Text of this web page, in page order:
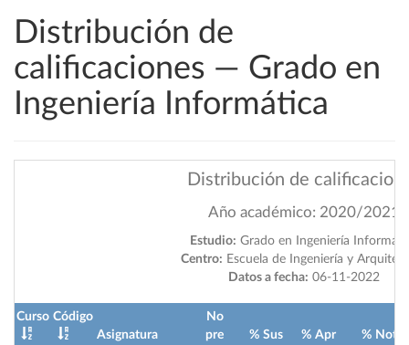
Distribución de
calificaciones — Grado en
Ingeniería Informática
Distribución de
Año académico: 2020/2021
Estudio: Grado en Ingeniería
Centro: Escuela de Ingeniería y
Datos a fecha: 06-11-2022
Curso Código
Asignatura
No
pre
% Sus % Apr % Not